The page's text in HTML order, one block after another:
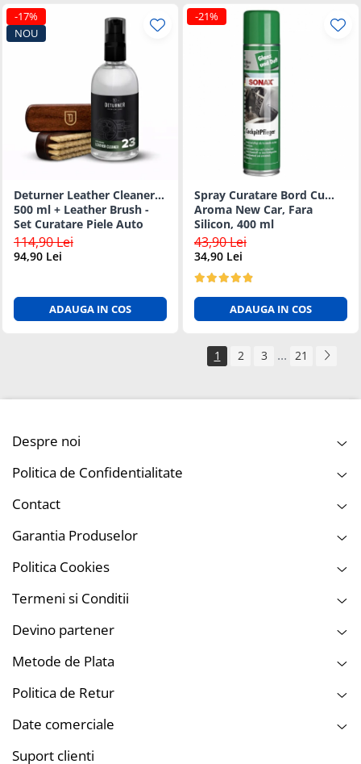
-17%
NOU
Deturner Leather Cleaner
500 ml + Leather Brush -
Set Curatare Piele Auto
114,90 Lei
94,90 Lei
ADAUGA IN COS
-21%
Spray Curatare Bord Cu
Aroma New Car, Fara
Silicon, 400 ml
43,90 Lei
34,90 Lei
ADAUGA IN COS
1 2 3 ... 21
Despre noi
Politica de Confidentialitate
Contact
Garantia Produselor
Politica Cookies
Termeni si Conditii
Devino partener
Metode de Plata
Politica de Retur
Date comerciale
Suport clienti